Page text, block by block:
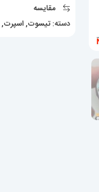
مقایسه
دسته:تیسوت,اسپرت,